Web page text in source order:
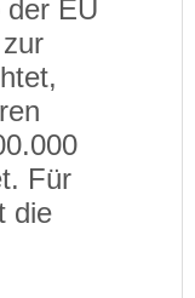
der EU
Für
die